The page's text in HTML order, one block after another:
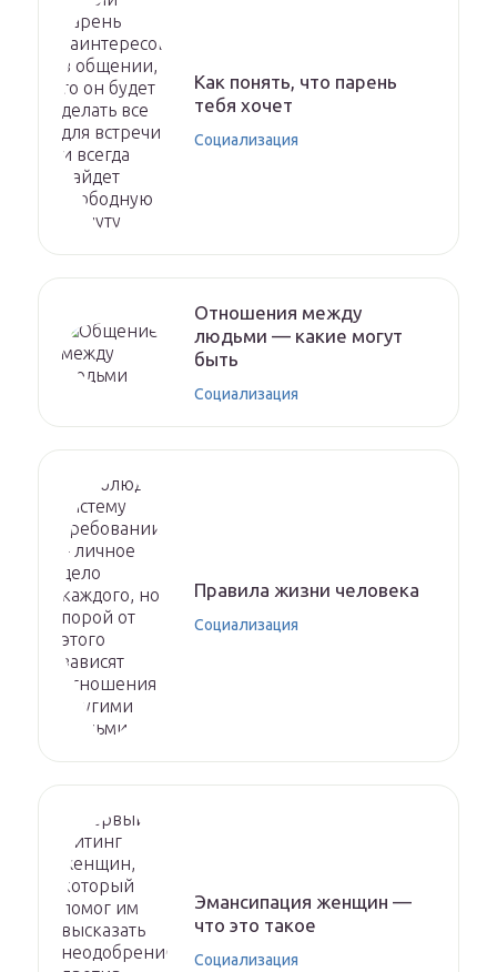
Как понять, что парень
тебя хочет
Социализация
Отношения между
людьми — какие могут
быть
Социализация
Правила жизни человека
Социализация
Эмансипация женщин —
что это такое
Социализация